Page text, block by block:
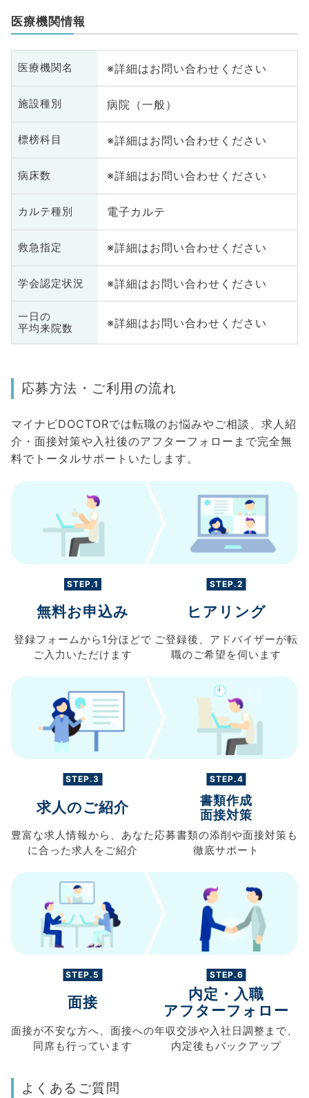
医療機関情報
医療機関名 ※詳細はお問い合わせください
施設種別 病院（一般）
標榜科目 ※詳細はお問い合わせください
病床数 ※詳細はお問い合わせください
カルテ種別 電子カルテ
救急指定 ※詳細はお問い合わせください
学会認定状況 ※詳細はお問い合わせください
一日の
平均来院数
※詳細はお問い合わせください
応募方法・ご利用の流れ
マイナビDOCTORでは転職のお悩みやご相談、求人紹
介・面接対策や入社後のアフターフォローまで完全無
料でトータルサポートいたします。
STEP.1
無料お申込み
登録フォームから 1分ほどで
ご入力 いただけます
STEP.2
ヒアリング
ご登録後、 アドバイザーが転
職のご希望を伺います
STEP.3
求人のご紹介
豊富な求人情報から、 あなた
に合った求人を ご紹介
STEP.4
書類作成
面接対策
応募書類の添削や面接対策も
徹底サポート
STEP.5
面接
面接が不安な方へ、 面接への
同席も行っています
STEP.6
内定・入職
アフターフォロー
年収交渉や 入社日調整まで、
内定後もバックアップ
よくあるご質問